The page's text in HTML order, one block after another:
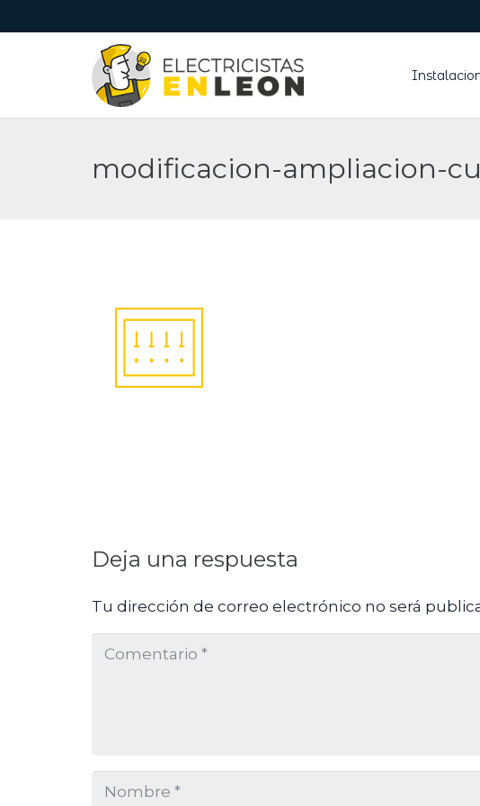
modificacion-ampliacion-
Deja una respuesta
Tu dirección de correo electrónico no será